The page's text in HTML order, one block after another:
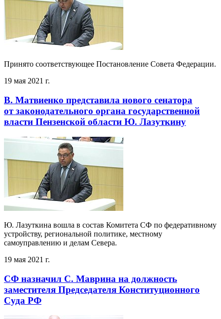
Принято соответствующее Постановление Совета Федерации.
19 мая 2021 г.
В. Матвиенко представила нового сенатора
от законодательного органа государственной
власти Пензенской области Ю. Лазуткину
Ю. Лазуткина вошла в состав Комитета СФ по федеративному
устройству, региональной политике, местному
самоуправлению и делам Севера.
19 мая 2021 г.
СФ назначил С. Маврина на должность
заместителя Председателя Конституционного
Суда РФ